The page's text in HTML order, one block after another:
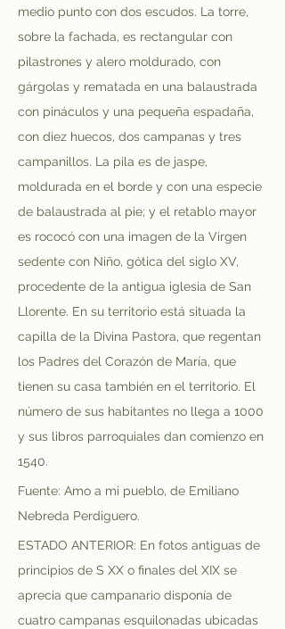
medio punto con dos escudos. La torre,
sobre la fachada, es rectangular con
pilastrones y alero moldurado, con
gárgolas y rematada en una balaustrada
con pináculos y una pequeña espadaña,
con diez huecos, dos campanas y tres
campanillos. La pila es de jaspe,
moldurada en el borde y con una especie
de balaustrada al pie; y el retablo mayor
es rococó con una imagen de la Virgen
sedente con Niño, gótica del siglo XV,
procedente de la antigua iglesia de San
Llorente. En su territorio está situada la
capilla de la Divina Pastora, que regentan
los Padres del Corazón de María, que
tienen su casa también en el territorio. El
número de sus habitantes no llega a 1000
y sus libros parroquiales dan comienzo en
1540.
Fuente: Amo a mi pueblo, de Emiliano
Nebreda Perdiguero.
ESTADO ANTERIOR: En fotos antiguas de
principios de S XX o finales del XIX se
aprecia que campanario disponía de
cuatro campanas esquilonadas ubicadas